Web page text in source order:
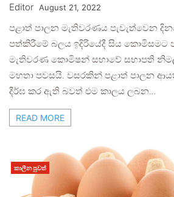
Editor August 21, 2022
පළාත් පාලන මැතිවරණය පැවැත්වෙන
පත්කිරීමේ බලය ඉදිරියේදී සිය කොමිසමට
මැතිවරණ කොමිෂන් සභාවේ සභාපති
මහතා පවසයි. වසරකින් පළාත් පාලන
දීර්ඝ කර ඇති බවත් එම කාලය ලබන…
READ MORE
කාලීන පුවත්